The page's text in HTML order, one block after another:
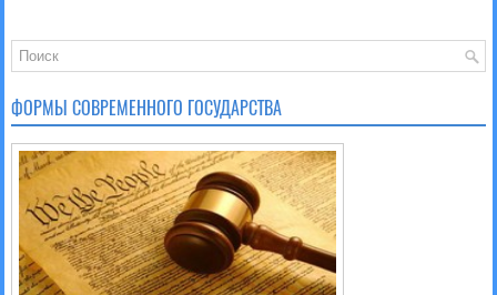
ФОРМЫ СОВРЕМЕННОГО ГОСУДАРСТВА